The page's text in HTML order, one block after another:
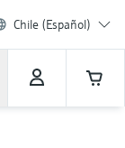
Chile (Español)